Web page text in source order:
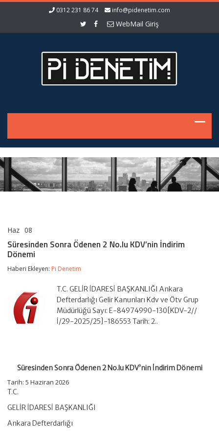
0312 231 86 74 info@pidenetim.com
WebMail Giriş
Haz 08
Ödenen
KDV’nin
Dönemi
Süresinden Sonra Ödenen 2 No.lu KDV’nin İndirim
Dönemi
Haberi Ekleyen: Pi Denetim
T.C. GELİR İDARESİ BAŞKANLIĞI Ankara
Defterdarlığı Gelir Kanunları Kdv ve Ötv Grup
Müdürlüğü Sayı: E-84974990-130[KDV-2//
İ/29-2025/25]-186553 Tarih: 2..
Süresinden Sonra Ödenen 2 No.lu KDV’nin İndirim Dönemi
Tarih: 5 Haziran 2026
T.C.
GELİR İDARESİ BAŞKANLIĞI
Ankara Defterdarlığı